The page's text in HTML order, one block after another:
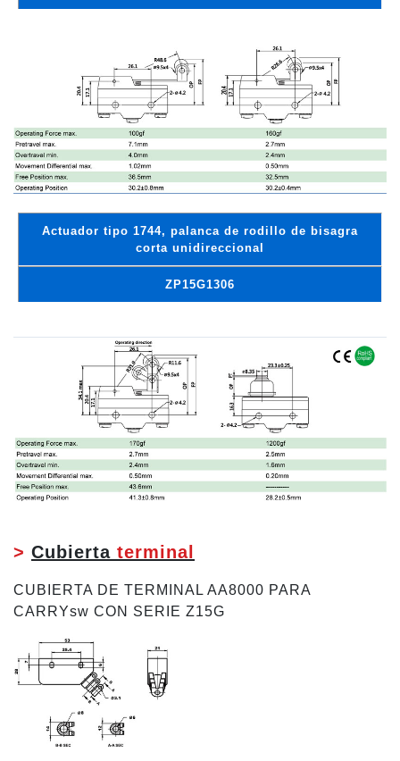
Actuador tipo 1744, palanca de rodillo de bisagra
corta unidireccional
ZP15G1306
> Cubierta terminal
CUBIERTA DE TERMINAL AA8000 PARA
CARRYsw CON SERIE Z15G